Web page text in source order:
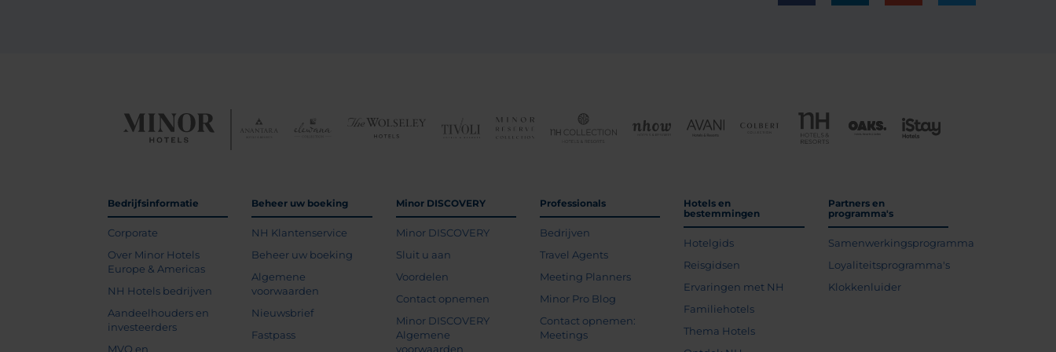
Bedrijfsinformatie
Corporate
Over Minor Hotels
Europe & Americas
NH Hotels bedrijven
Aandeelhouders en
investeerders
MVO en
Beheer uw boeking
NH Klantenservice
Beheer uw boeking
Algemene
voorwaarden
Nieuwsbrief
Fastpass
Minor DISCOVERY
Minor DISCOVERY
Sluit u aan
Voordelen
Contact opnemen
Minor DISCOVERY
Algemene
voorwaarden
Professionals
Bedrijven
Travel Agents
Meeting Planners
Minor Pro Blog
Contact opnemen:
Meetings
Hotels en
bestemmingen
Hotelgids
Reisgidsen
Ervaringen met NH
Familiehotels
Thema Hotels
Partners en
programma's
Samenwerkingsprogramma
Loyaliteitsprogramma's
Klokkenluider